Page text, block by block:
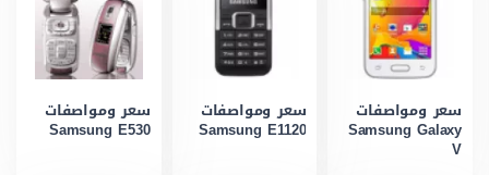
سعر ومواصفات
Samsung Galaxy
V
سعر ومواصفات
Samsung E1120
سعر ومواصفات
Samsung E530